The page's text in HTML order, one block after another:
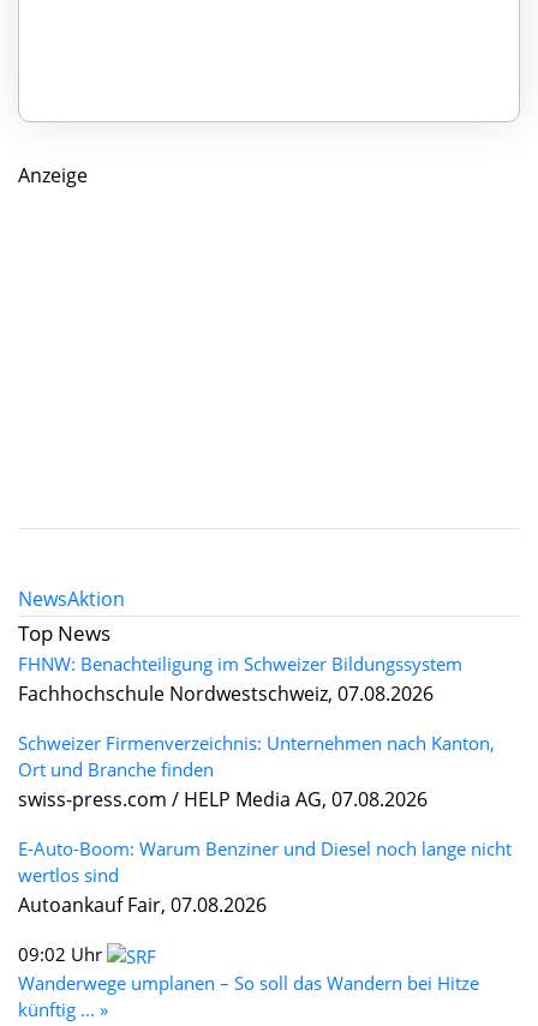
Anzeige
NewsAktion
Top News
FHNW: Benachteiligung im Schweizer Bildungssystem
Fachhochschule Nordwestschweiz, 07.08.2026
Schweizer Firmenverzeichnis: Unternehmen nach Kanton,
Ort und Branche finden
swiss-press.com / HELP Media AG, 07.08.2026
E-Auto-Boom: Warum Benziner und Diesel noch lange nicht
wertlos sind
Autoankauf Fair, 07.08.2026
09:02 Uhr
Wanderwege umplanen – So soll das Wandern bei Hitze
künftig ... »